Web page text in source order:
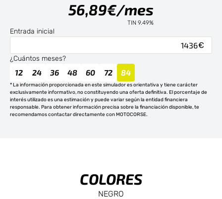
56,89€/mes
TIN 9.49%
Entrada inicial
¿Cuántos meses?
12 24 36 48 60 72 84
* La información proporcionada en este simulador es orientativa y tiene carácter
exclusivamente informativo, no constituyendo una oferta definitiva. El porcentaje de
interés utilizado es una estimación y puede variar según la entidad financiera
responsable. Para obtener información precisa sobre la financiación disponible, te
recomendamos contactar directamente con MOTOCORSE.
COLORES
NEGRO